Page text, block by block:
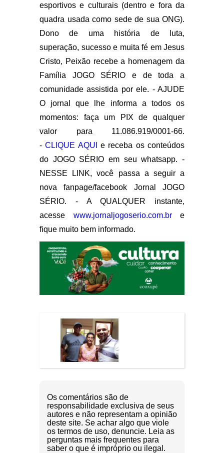
esportivos e culturais (dentro e fora da
quadra usada como sede de sua ONG).
Dono de uma história de luta,
superação, sucesso e muita fé em Jesus
Cristo, Peixão recebe a homenagem da
Família JOGO SÉRIO e de toda a
comunidade assistida por ele. - AJUDE
O jornal que lhe informa a todos os
momentos: faça um PIX de qualquer
valor para 11.086.919/0001-66.
-CLIQUE AQUI
e receba os conteúdos
do JOGO SÉRIO em seu whatsapp. -
NESSE LINK, você passa a seguir a
nova fanpage/facebook Jornal JOGO
SÉRIO. - A QUALQUER instante,
acesse www.jornaljogoserio.com.bre
fique muito bem informado.
Os comentários são de
responsabilidade exclusiva de seus
autores e não representam a opinião
deste site. Se achar algo que viole
os termos de uso, denuncie. Leia as
perguntas mais frequentes para
saber o que é impróprio ou ilegal.